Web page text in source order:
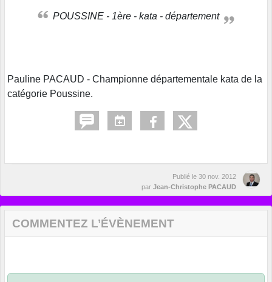
POUSSINE - 1ère - kata - département
Pauline PACAUD - Championne départementale kata de la
catégorie Poussine.
Publié le 30 nov. 2012
par Jean-Christophe PACAUD
COMMENTEZ L’ÉVÈNEMENT